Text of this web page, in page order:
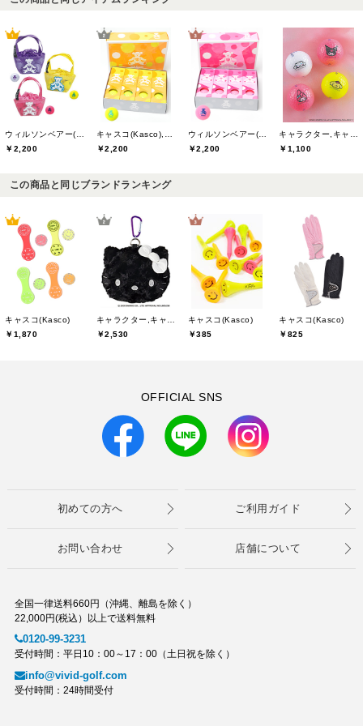
￥2,200
￥2,200
￥2,200
￥1,100
この商品と同じブランドランキング
キャスコ(Kasco)
￥1,870
￥2,530
キャスコ(Kasco)
￥385
キャスコ(Kasco)
￥825
OFFICIAL SNS
初めての方へ ご利用ガイド
お問い合わせ 店舗について
全国一律送料660円（沖縄、離島を除く）
22,000円(税込）以上で送料無料
0120-99-3231
受付時間：平日10：00～17：00（土日祝を除く）
info@vivid-golf.com
受付時間：24時間受付